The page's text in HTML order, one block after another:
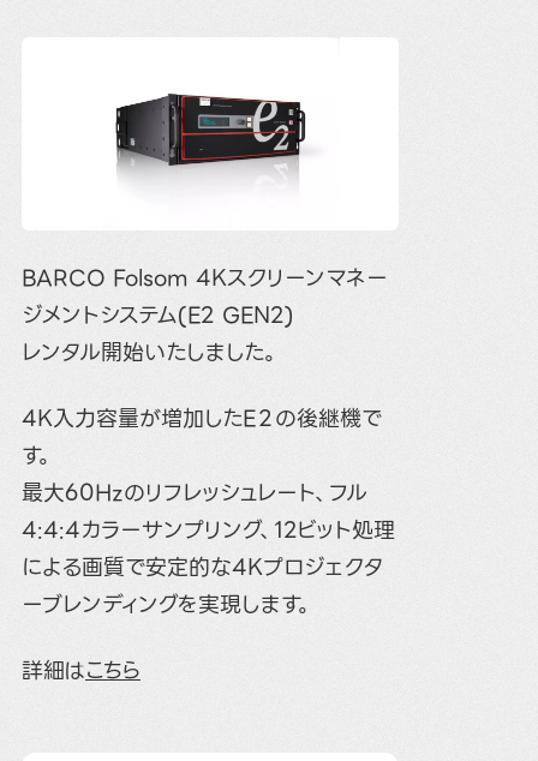
BARCO Folsom 4Kスクリーンマネー
ジメントシステム(E2 GEN2)
レンタル開始いたしました。
4K入力容量が増加したE２の後継機で
す。
最大60Hzのリフレッシュレート、フル
4:4:4カラーサンプリング、12ビット処理
による画質で安定的な4Kプロジェクタ
ーブレンディングを実現します。
詳細はこちら